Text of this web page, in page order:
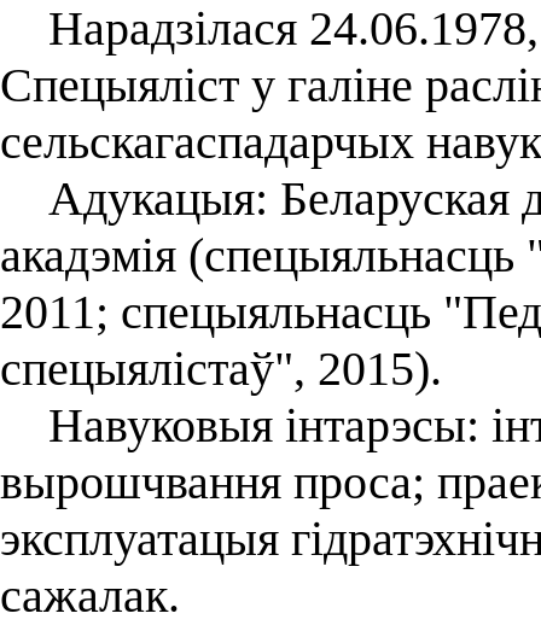
Нарадзілася 24.06.1978,
Спецыяліст у галіне
сельскагаспадарчых
Адукацыя: Беларуская
акадэмія (спецыяльнасць
2011; спецыяльнасць
спецыялістаў", 2015).
Навуковыя інтарэсы:
вырошчвання проса;
эксплуатацыя
сажалак.